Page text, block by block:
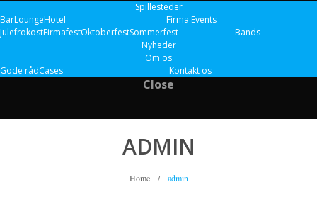
Spillesteder
BarLoungeHotel
Firma Events
JulefrokostFirmafestOktoberfestSommerfest
Bands
Nyheder
Om os
Gode rådCases Kontakt os
Close
ADMIN
Home / admin